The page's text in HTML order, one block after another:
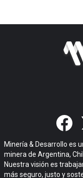
Minería & Desarrollo es
minera de Argentina,
Nuestra visión es
más seguro, justo y